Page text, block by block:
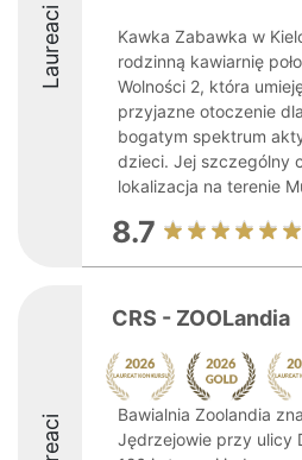
Laureaci
Kawka Zabawka w
rodzinną kawiarnię
Wolności 2, która
przyjazne otoczenie
bogatym spektrum
dzieci. Jej szczególny
lokalizacja na terenie
8.7
CRS - ZOOLandia
Bawialnia Zoolandia
Jędrzejowie przy ulicy